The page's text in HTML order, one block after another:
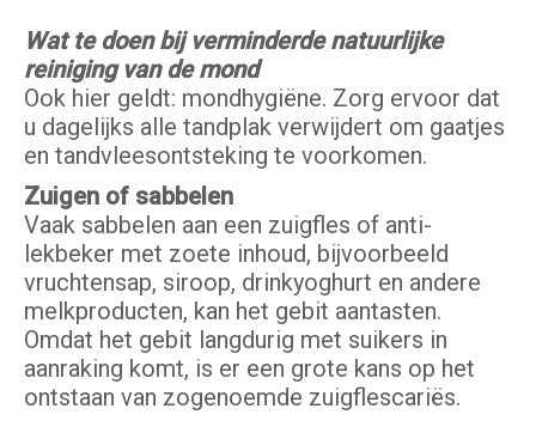
Wat te doen bij verminderde natuurlijke
reiniging van de mond
Ook hier geldt: mondhygiëne. Zorg ervoor dat
u dagelijks alle tandplak verwijdert om gaatjes
en tandvleesontsteking te voorkomen.
Zuigen of sabbelen
Vaak sabbelen aan een zuigfles of anti-
lekbeker met zoete inhoud, bijvoorbeeld
vruchtensap, siroop, drinkyoghurt en andere
melkproducten, kan het gebit aantasten.
Omdat het gebit langdurig met suikers in
aanraking komt, is er een grote kans op het
ontstaan van zogenoemde zuigflescariës.